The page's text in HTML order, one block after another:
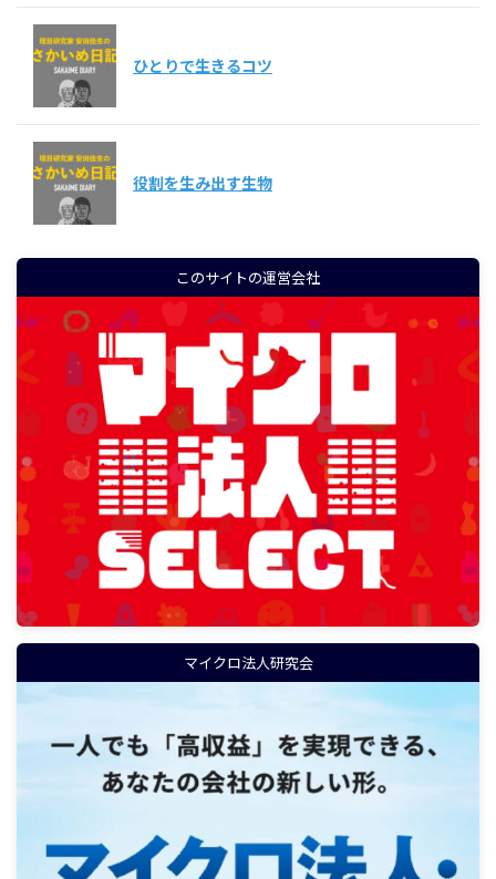
ひとりで生きるコツ
役割を生み出す生物
このサイトの運営会社
マイクロ法人研究会